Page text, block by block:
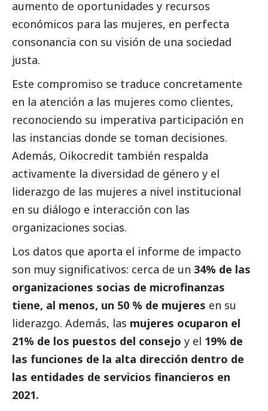
aumento de oportunidades y recursos
económicos para las mujeres, en perfecta
consonancia con su visión de una sociedad
justa.
Este compromiso se traduce concretamente
en la atención a las mujeres como clientes,
reconociendo su imperativa participación en
las instancias donde se toman decisiones.
Además, Oikocredit también respalda
activamente la diversidad de género y el
liderazgo de las mujeres a nivel institucional
en su diálogo e interacción con las
organizaciones socias.
Los datos que aporta el informe de impacto
son muy significativos: cerca de un 34% de las
organizaciones socias de microfinanzas
tiene, al menos, un 50 % de mujeres en su
liderazgo. Además, las mujeres ocuparon el
21% de los puestos del consejo y el 19% de
las funciones de la alta dirección dentro de
las entidades de servicios financieros en
2021.